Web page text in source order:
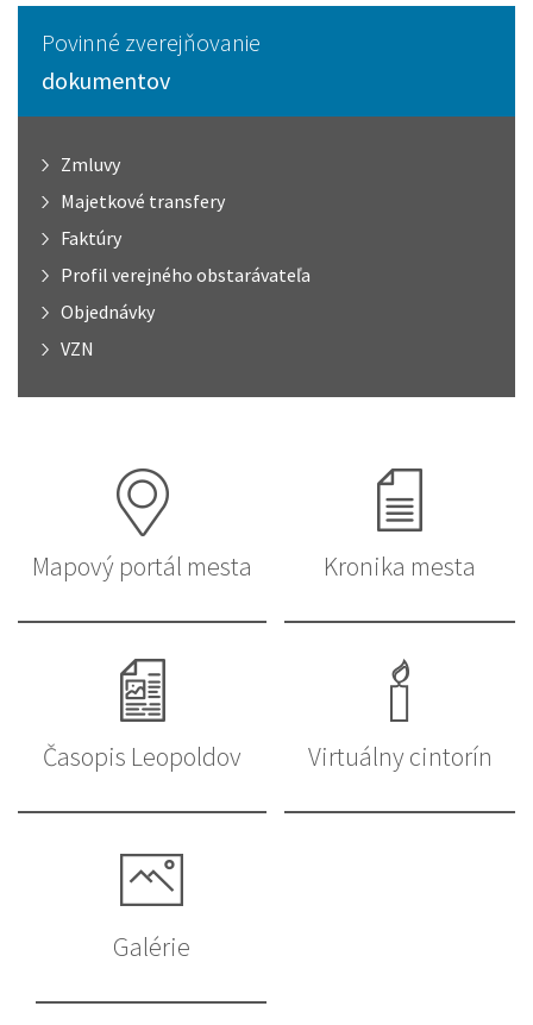
Povinné zverejňovanie
dokumentov
Zmluvy
Majetkové transfery
Faktúry
Profil verejného obstarávateľa
Objednávky
VZN
Mapový portál mesta Kronika mesta
Časopis Leopoldov Virtuálny cintorín
Galérie